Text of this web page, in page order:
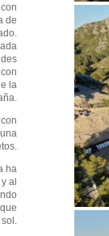
de
la
ha
al